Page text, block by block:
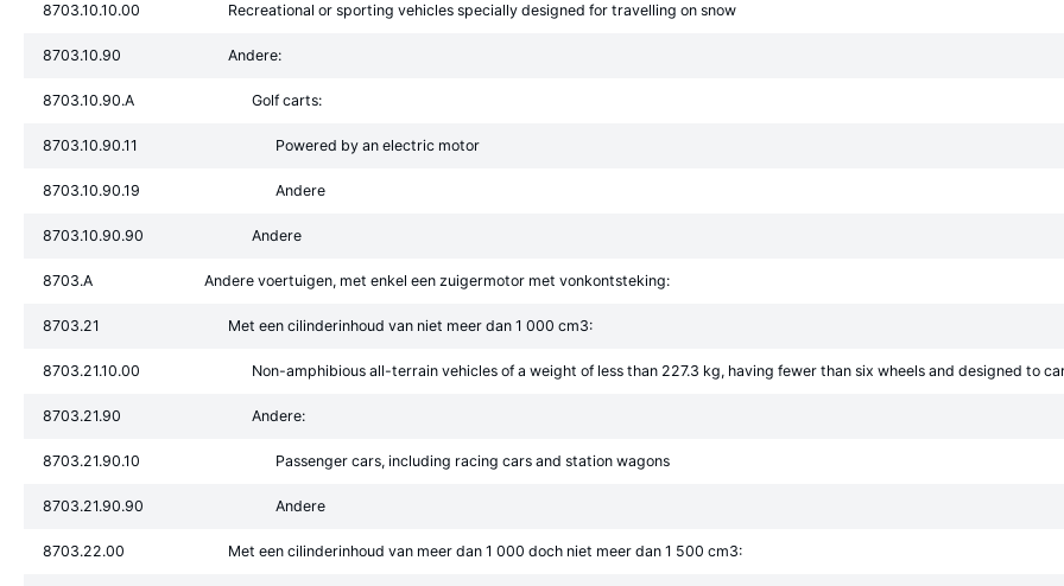
8703.10.10.00 Recreational or sporting vehicles specially designed for travelling on snow
8703.10.90 Andere:
8703.10.90.A Golf carts:
8703.10.90.11 Powered by an electric motor
8703.10.90.19 Andere
8703.10.90.90 Andere
8703.A Andere voertuigen, met enkel een zuigermotor met vonkontsteking:
8703.21 Met een cilinderinhoud van niet meer dan 1 000 cm3:
8703.21.10.00 Non-amphibious all-terrain vehicles of a weight of less than 227.3 kg, having fewer than six wheels and designed to
8703.21.90 Andere:
8703.21.90.10 Passenger cars, including racing cars and station wagons
8703.21.90.90 Andere
8703.22.00 Met een cilinderinhoud van meer dan 1 000 doch niet meer dan 1 500 cm3: